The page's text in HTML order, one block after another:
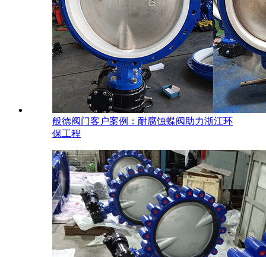
般德阀门客户案例：耐腐蚀蝶阀助力浙江环
保工程